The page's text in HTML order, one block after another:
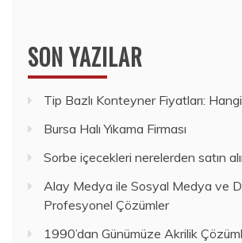
SON YAZILAR
Tip Bazlı Konteyner Fiyatları:
Bursa Halı Yıkama Firması
Sorbe içecekleri nerelerden satın
Alay Medya ile Sosyal Medya ve
Profesyonel Çözümler
1990’dan Günümüze Akrilik